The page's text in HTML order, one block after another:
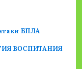
БПЛА
ВОСПИТАНИЯ